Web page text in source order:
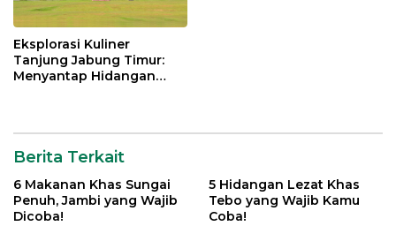
Eksplorasi Kuliner
Tanjung Jabung Timur:
Menyantap Hidangan
Berita Terkait
6 Makanan Khas Sungai
Penuh, Jambi yang Wajib
Dicoba!
5 Hidangan Lezat Khas
Tebo yang Wajib Kamu
Coba!